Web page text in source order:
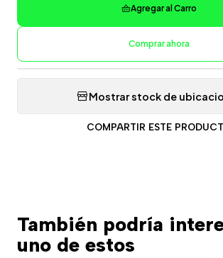
Agregar al Carro
Comprar ahora
Mostrar stock de
COMPARTIR ESTE
También podría
uno de estos